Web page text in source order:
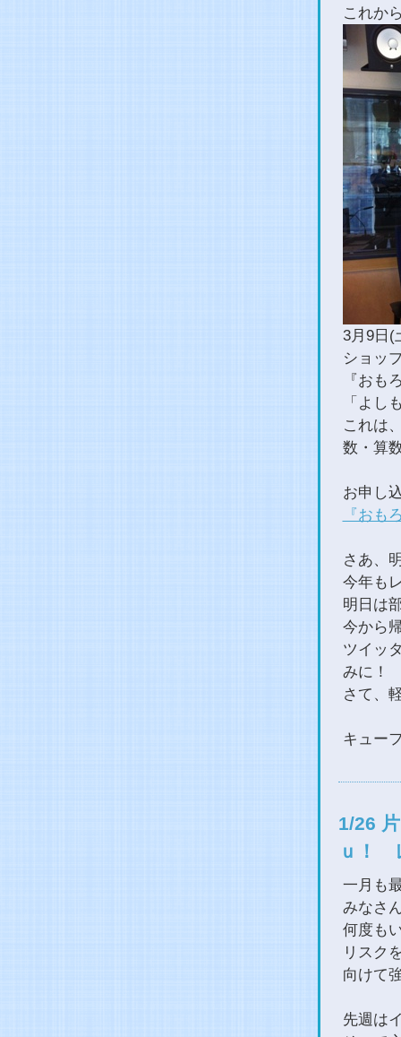
これか
3月9日(
ショッ
『おも
「よし
これは
数・算
お申し
『おも
さあ、
今年も
明日は
今から
ツイッ
みに！
さて、
キュー
1/26
ｕ！
一月も
みなさ
何度も
リスク
向けて
先週は